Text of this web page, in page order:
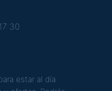
estar al día